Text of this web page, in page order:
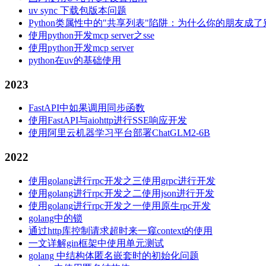
uv sync 下载包版本问题
Python类属性中的"共享列表"陷阱：为什么你的朋友成了
使用python开发mcp server之sse
使用python开发mcp server
python在uv的基础使用
2023
FastAPI中如果调用同步函数
使用FastAPI与aiohttp进行SSE响应开发
使用阿里云机器学习平台部署ChatGLM2-6B
2022
使用golang进行rpc开发之三使用grpc进行开发
使用golang进行rpc开发之二使用json进行开发
使用golang进行rpc开发之一使用原生rpc开发
golang中的锁
通过http库控制请求超时来一窥context的使用
一文详解gin框架中使用单元测试
golang 中结构体匿名嵌套时的初始化问题